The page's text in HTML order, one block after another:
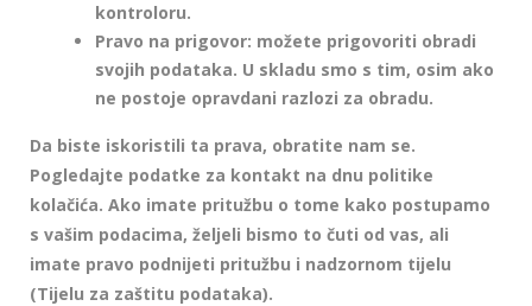
kontroloru.
Pravo na prigovor: možete prigovoriti obradi
svojih podataka. U skladu smo s tim, osim ako
ne postoje opravdani razlozi za obradu.
Da biste iskoristili ta prava, obratite nam se.
Pogledajte podatke za kontakt na dnu politike
kolačića. Ako imate pritužbu o tome kako postupamo
s vašim podacima, željeli bismo to čuti od vas, ali
imate pravo podnijeti pritužbu i nadzornom tijelu
(Tijelu za zaštitu podataka).